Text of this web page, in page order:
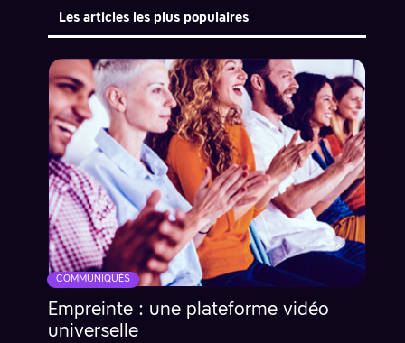
Les articles les plus populaires
COMMUNIQUÉS
Empreinte : une plateforme vidéo
universelle